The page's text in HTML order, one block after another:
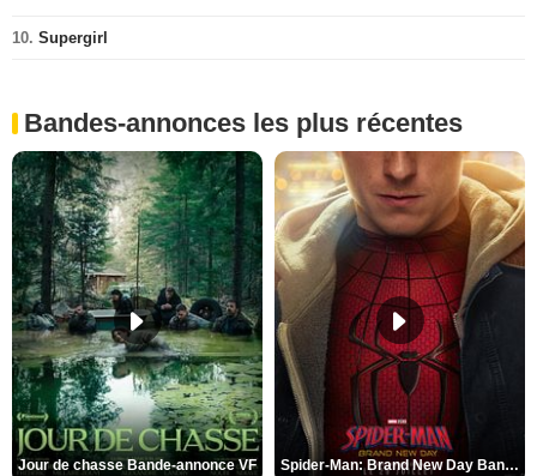
10. Supergirl
Bandes-annonces les plus récentes
Jour de chasse Bande-annonce VF Spider-Man: Brand New Day Bande-annonce (3) VO STFR